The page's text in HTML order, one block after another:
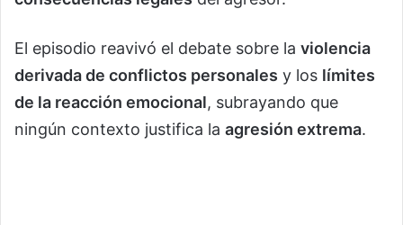
El episodio reavivó el debate sobre la violencia
derivada de conflictos personales y los límites
de la reacción emocional, subrayando que
ningún contexto justifica la agresión extrema.